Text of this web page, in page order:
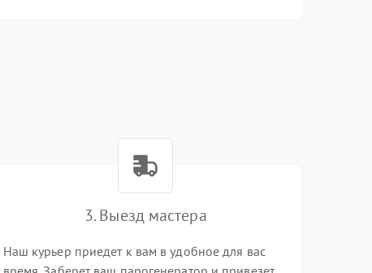
3. Выезд мастера
Наш курьер приедет к вам в удобное для вас